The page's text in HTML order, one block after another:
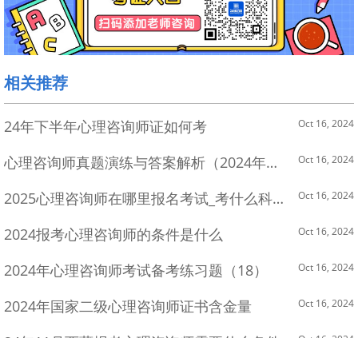
相关推荐
24年下半年心理咨询师证如何考 Oct 16, 2024
心理咨询师真题演练与答案解析（2024年2月4日） Oct 16, 2024
2025心理咨询师在哪里报名考试_考什么科目_ Oct 16, 2024
2024报考心理咨询师的条件是什么 Oct 16, 2024
2024年心理咨询师考试备考练习题（18） Oct 16, 2024
2024年国家二级心理咨询师证书含金量 Oct 16, 2024